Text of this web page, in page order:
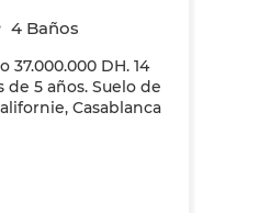
4 Baños
DH. 14
de 5 años. Suelo de
Casablanca